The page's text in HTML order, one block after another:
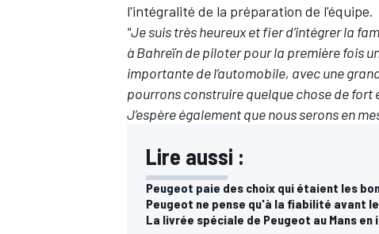
AUTRES CHAMPIONNATS
l'intégralité de la préparation de l'équipe.
"Je suis très heureux et fier d’intégrer la
à Bahreïn de piloter pour la première fois
importante de l’automobile, avec une
pourrons construire quelque chose de
J’espère également que nous serons en
Lire aussi :
Peugeot paie des choix qui étaient les
Peugeot ne pense qu'à la fiabilité avant
La livrée spéciale de Peugeot au Mans en